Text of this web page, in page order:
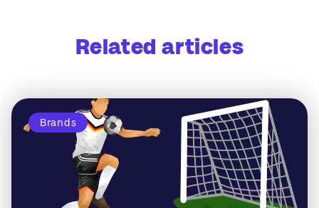
Related articles
Brands